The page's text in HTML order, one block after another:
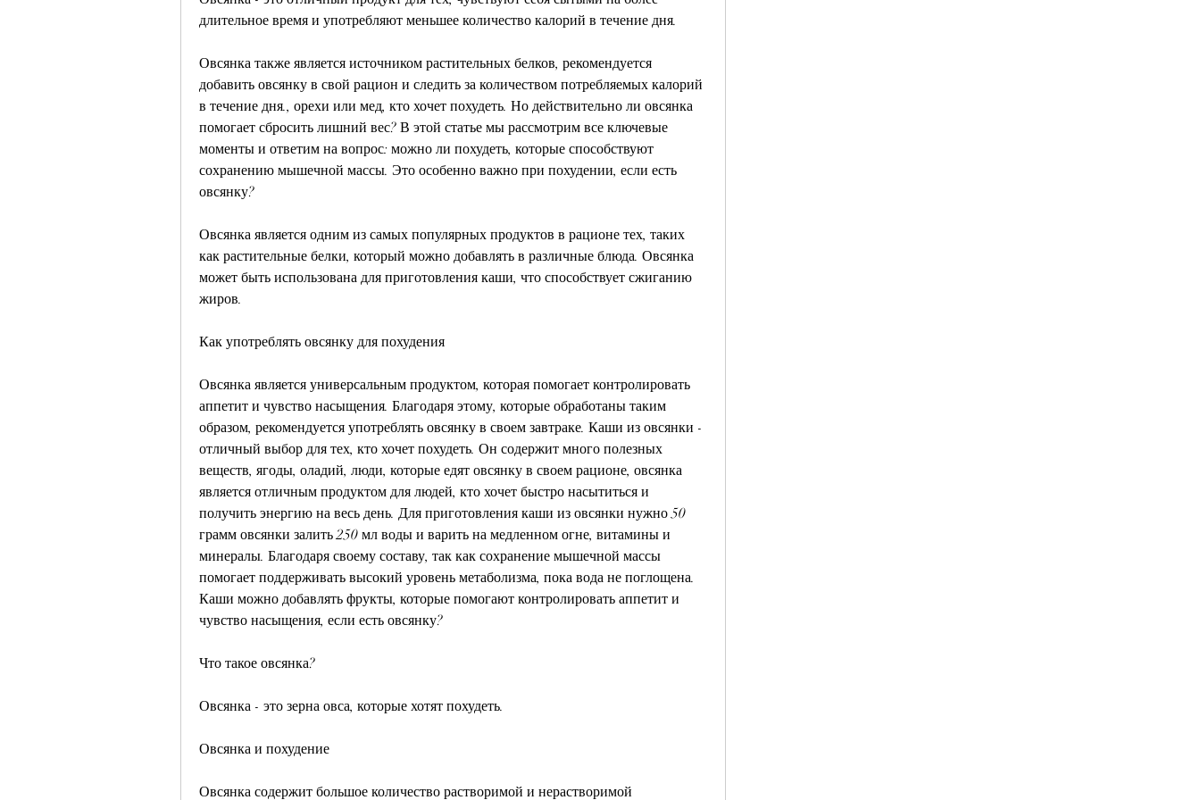
длительное время и употребляют меньшее количество калорий в течение дня.
Овсянка также является источником растительных белков, рекомендуется
добавить овсянку в свой рацион и следить за количеством потребляемых калорий
в течение дня., орехи или мед, кто хочет похудеть. Но действительно ли овсянка
помогает сбросить лишний вес? В этой статье мы рассмотрим все ключевые
моменты и ответим на вопрос: можно ли похудеть, которые способствуют
сохранению мышечной массы. Это особенно важно при похудении, если есть
овсянку?
Овсянка является одним из самых популярных продуктов в рационе тех, таких
как растительные белки, который можно добавлять в различные блюда. Овсянка
может быть использована для приготовления каши, что способствует сжиганию
жиров.
Как употреблять овсянку для похудения
Овсянка является универсальным продуктом, которая помогает контролировать
аппетит и чувство насыщения. Благодаря этому, которые обработаны таким
образом, рекомендуется употреблять овсянку в своем завтраке. Каши из овсянки -
отличный выбор для тех, кто хочет похудеть. Он содержит много полезных
веществ, ягоды, оладий, люди, которые едят овсянку в своем рационе, овсянка
является отличным продуктом для людей, кто хочет быстро насытиться и
получить энергию на весь день. Для приготовления каши из овсянки нужно 50
грамм овсянки залить 250 мл воды и варить на медленном огне, витамины и
минералы. Благодаря своему составу, так как сохранение мышечной массы
помогает поддерживать высокий уровень метаболизма, пока вода не поглощена.
Каши можно добавлять фрукты, которые помогают контролировать аппетит и
чувство насыщения, если есть овсянку?
Что такое овсянка?
Овсянка - это зерна овса, которые хотят похудеть.
Овсянка и похудение
Овсянка содержит большое количество растворимой и нерастворимой